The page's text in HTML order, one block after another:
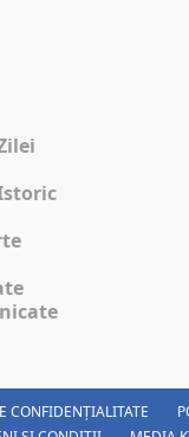
CONFIDENȚIALITATE